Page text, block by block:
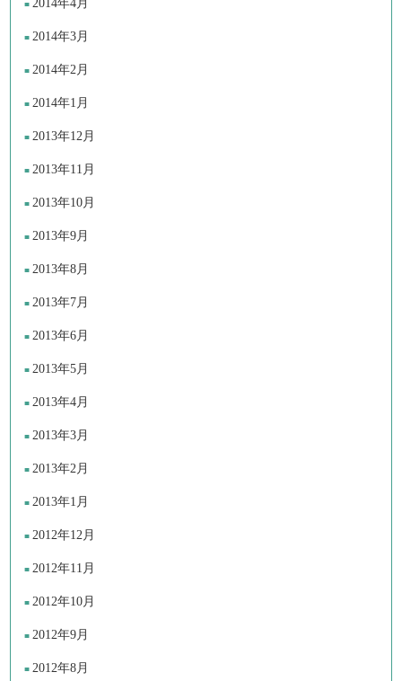
2014年4月
2014年3月
2014年2月
2014年1月
2013年12月
2013年11月
2013年10月
2013年9月
2013年8月
2013年7月
2013年6月
2013年5月
2013年4月
2013年3月
2013年2月
2013年1月
2012年12月
2012年11月
2012年10月
2012年9月
2012年8月